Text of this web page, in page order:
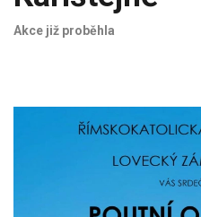
Akce již proběhla